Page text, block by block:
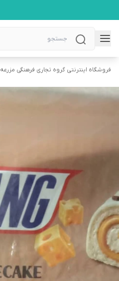
فروشگاه اینترنتی گروه تجاری فرهنگی مزرعه https://mazraehgroup.ir/